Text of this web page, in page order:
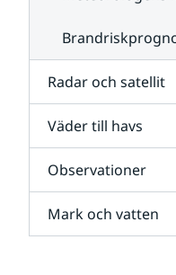
Radar och satellit
Väder till havs
Observationer
Mark och vatten